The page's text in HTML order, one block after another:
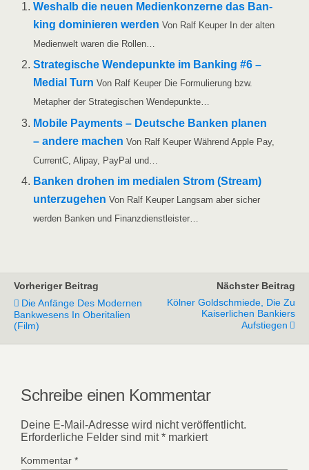
Wes­halb die neu­en Medi­en­kon­zer­ne das Ban­
king domi­nie­ren wer­den Von Ralf Keu­per In der alten
Medi­en­welt waren die Rollen…
Stra­te­gi­sche Wen­de­punk­te im Ban­king #6 –
Medi­al Turn Von Ralf Keu­per Die For­mu­lie­rung bzw.
Meta­pher der Stra­te­gi­schen Wendepunkte…
Mobi­le Pay­ments – Deut­sche Ban­ken pla­nen
– ande­re machen Von Ralf Keu­per Wäh­rend Apple Pay,
Cur­rentC, Ali­pay, Pay­Pal und…
Ban­ken dro­hen im media­len Strom (Stream)
unter­zu­ge­hen Von Ralf Keu­per Lang­sam aber sicher
wer­den Ban­ken und Finanzdienstleister…
Vorheriger Beitrag
Die Anfänge Des Modernen
Bankwesens In Oberitalien
(Film)
Nächster Beitrag
Kölner Goldschmiede, Die Zu
Kaiserlichen Bankiers
Aufstiegen
Schreibe einen Kommentar
Deine E-Mail-Adresse wird nicht veröffentlicht.
Erforderliche Felder sind mit* markiert
Kommentar *